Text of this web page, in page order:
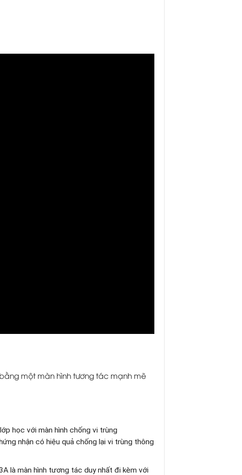
một màn hình tương tác mạnh mẽ
học với màn hình chống vi trùng
nhận có hiệu quả chống lại vi trùng thông
là màn hình tương tác duy nhất đi kèm với